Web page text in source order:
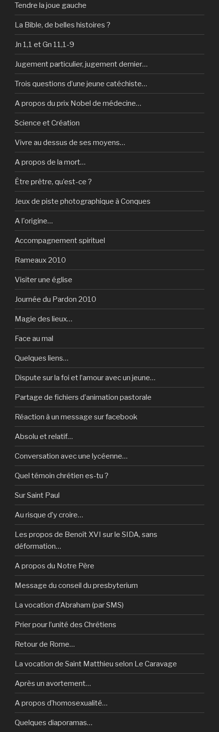
Tendre la joue gauche
La Bible, de belles histoires ?
Jn 1,1 et Gn 11,1-9
Jugement particulier, jugement dernier…
Trois questions d’une jeune catéchiste…
A propos du prix Nobel de médecine…
Science et Création
Vivre au dessus de ses moyens…
A propos de la mort…
Être prêtre, qu’est-ce ?
Jeux de piste photographique à Conques
A l'origine…
Accompagnement spirituel
Rameaux 2010
Visiter une église
Journée du Pardon 2010
Magie des lieux…
Face au mal
Quelques liens…
Dispute sur la foi et l’amour avec un jeune…
Partage de fichiers d’animation pastorale
Réaction à un message sur facebook
Absolu et relatif…
Conversation avec une lycéenne…
Quel témoin chrétien es-tu ?
Sur Saint Paul
Au risque d’y croire…
Les propos de Benoît XVI sur le SIDA, sans
déformation…
A propos du Notre Père
Message du conseil du presbyterium
La vocation d’Abraham (par SMS)
Prier pour l’unité des Chrétiens
Retour de Rome…
La vocation de Saint Matthieu selon Le Caravage
Après un avortement…
A propos d’homosexualité…
Quelques diaporamas…